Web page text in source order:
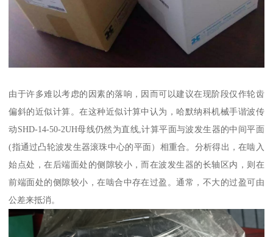
由于许多难以考虑的因素的落响，因而可以建议在现阶段仅作轮齿
偏斜的近似计算。在这种近似计算中认为，哈默纳科机械手谐波传
动SHD-14-50-2UH母线仍然为直线,计算平面与波发生器的中间平面
(指通过凸轮波发生器滚珠中心的平面）相重合。分析得出，在啮入
始点处，在后端面处的侧隙较小，而在波发生器的长轴区内，则在
前端面处的侧隙较小，在啮合中存在过盈。通常，不大的过盈可由
公差来抵消。